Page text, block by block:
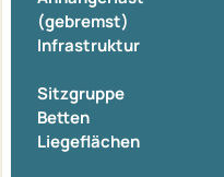
(gebremst)
Infrastruktur
Sitzgruppe
Betten
Liegeflächen